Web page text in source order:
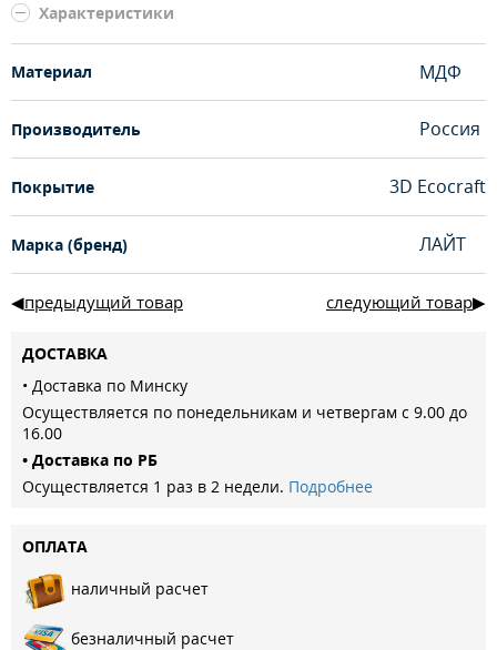
Характеристики
Материал МДФ
Производитель Россия
Покрытие 3D Ecocraft
Марка (бренд) ЛАЙТ
предыдущий товар следующий товар
ДОСТАВКА
• Доставка по Минску
Осуществляется по понедельникам и четвергам с 9.00 до
16.00
• Доставка по РБ
Осуществляется 1 раз в 2 недели. Подробнее
ОПЛАТА
наличный расчет
безналичный расчет